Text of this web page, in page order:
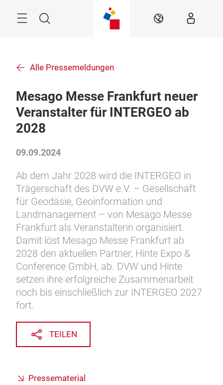
Suche DE
Alle Pressemeldungen
Mesago Messe Frankfurt neuer
Veranstalter für INTERGEO ab
2028
09.09.2024
Ab dem Jahr 2028 wird die INTERGEO in
Trägerschaft des DVW e.V. – Gesellschaft
für Geodäsie, Geoinformation und
Landmanagement – von Mesago Messe
Frankfurt als Veranstalterin organisiert.
Damit löst Mesago Messe Frankfurt ab
2028 den aktuellen Partner, Hinte Expo &
Conference GmbH, ab. DVW und Hinte
setzen ihre erfolgreiche Zusammenarbeit
noch bis einschließlich zur INTERGEO 2027
fort.
TEILEN
Pressematerial